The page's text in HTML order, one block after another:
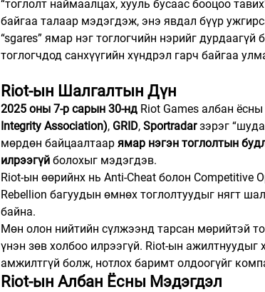
“тоглолт наймаалцах, хууль бусаас бооцоо
байгаа талаар мэдэгдэж, энэ явдал бүүр
“sgares” ямар нэг тоглогчийн нэрийг
тоглогчдод санхүүгийн хүндрэл гарч байгаа
Riot-ын Шалгалтын Дүн
2025 оны 7-р сарын 30-нд Riot Games албан
Integrity Association), GRID, Sportradar зэрэг
мөрдөн байцаалтаар ямар нэгэн тоглолтын
илрээгүй болохыг мэдэгдэв.
Riot-ын өөрийнх нь Anti-Cheat болон Competitive
Rebellion багуудын өмнөх тоглолтуудыг нягт
байна.
Мөн олон нийтийн сүлжээнд тарсан мөрийтэй
үнэн зөв холбоо илрээгүй. Riot-ын ажилтнуудыг
амжилтгүй болж, нотлох баримт олдоогүйг
Riot-ын Албан Ёсны Мэдэгдэл